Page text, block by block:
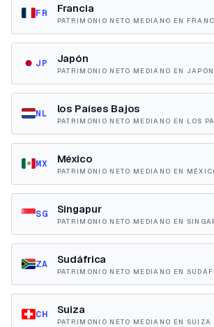
FR Francia
PATRIMONIO NETO MEDIANO EN
JP Japón
PATRIMONIO NETO MEDIANO EN JAPÓN
NL los Países Bajos
PATRIMONIO NETO MEDIANO EN LOS
MX México
PATRIMONIO NETO MEDIANO EN
SG Singapur
PATRIMONIO NETO MEDIANO EN
ZA Sudáfrica
PATRIMONIO NETO MEDIANO EN
CH Suiza
PATRIMONIO NETO MEDIANO EN SUIZA